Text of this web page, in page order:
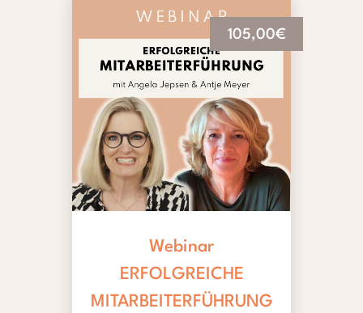
105,00€
Webinar
ERFOLGREICHE
MITARBEITERFÜHRUNG